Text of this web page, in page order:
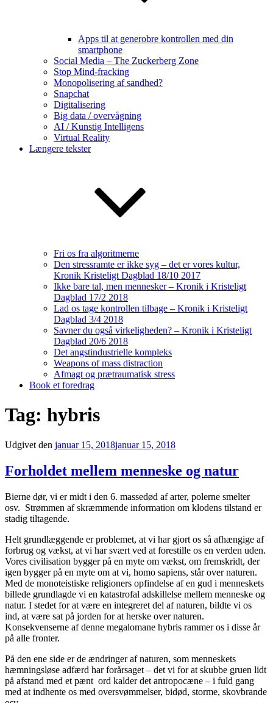
Apps til at generobre kontrollen med din
smartphone
Social Media – The Zuckerberg Zone
Stop Mind-fracking
Monopolisering af sandhed?
Snapchat
Digitalisering
Big data / overvågning
AI / Kunstig Intelligens
Virtual Reality
Længere tekster
Fri os fra algoritmerne
Den stressramte er ikke syg – det er vores kultur,
Kronik Kristeligt Dagblad 18/10 2017
Ikke bare tal, men mennesker – Kronik i Kristeligt
Dagblad 17/2 2018
Lad os tage kontrollen tilbage – Kronik i Kristeligt
Dagblad 3/4 2018
Savner du også virkeligheden? – Kronik i Kristeligt
Dagblad 20/6 2018
Det angstindustrielle kompleks
Weapons of mass distraction
Afmagt og prætraumatisk stress
Book et foredrag
Tag: hybris
Udgivet den januar 15, 2018januar 15, 2018
Forholdet mellem menneske og natur
Bierne dør, vi er midt i den 6. massedød af arter, polerne smelter
osv. Strømmen af skræmmende information om klodens tilstand er
stadig tiltagende.
Helt grundlæggende er problemet, at vi har gjort os så afhængige af
forbrug og vækst, at vi har svært ved at forestille os en verden uden.
Vores civilisation bygger på en myte om vækst, om fremskridt, der
igen bygger på en myte om at vi, homo sapiens, står over naturen.
Med de monoteistiske religioners opfindelse af en gud i menneskets
billede grundlagde vi en katastrofal adskillelse mellem menneske og
natur. I stedet for at være en integreret del af naturen, bildte vi os
ind, at være sat på jorden for at herske over naturen.
Konsekvenserne af denne megalomane hybris rammer os i disse år
på alle fronter.
På den ene side er de ændringer af naturen, som menneskets
hæmningsløse adfærd har forårsaget – det vi for at skubbe gruen lidt
på afstand med et pænt ord kalder det antropocæne – i fuld gang
med at indhente os med oversvømmelser, bidød, storme, skovbrande